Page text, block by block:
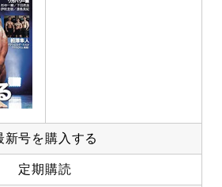
新号を購入する
定期購読